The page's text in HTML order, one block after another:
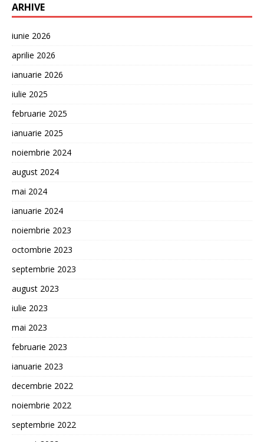
ARHIVE
iunie 2026
aprilie 2026
ianuarie 2026
iulie 2025
februarie 2025
ianuarie 2025
noiembrie 2024
august 2024
mai 2024
ianuarie 2024
noiembrie 2023
octombrie 2023
septembrie 2023
august 2023
iulie 2023
mai 2023
februarie 2023
ianuarie 2023
decembrie 2022
noiembrie 2022
septembrie 2022